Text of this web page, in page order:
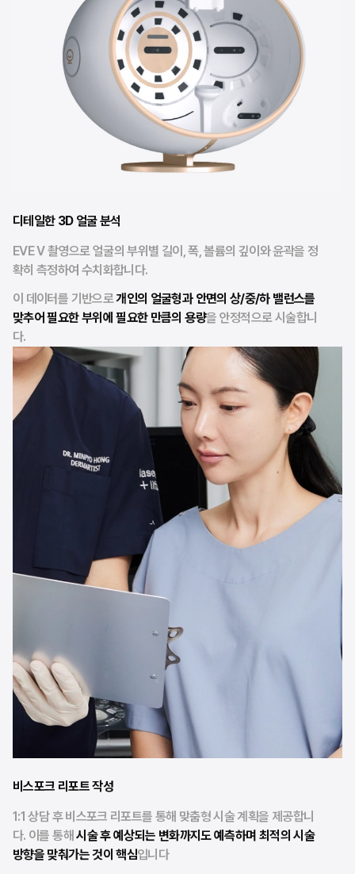
디테일한 3D 얼굴 분석
EVE V 촬영으로 얼굴의 부위별 길이, 폭, 볼륨의 깊이와 윤곽을 정
확히 측정하여 수치화합니다.
이 데이터를 기반으로개인의 얼굴형과 안면의 상/중/하 밸런스를
맞추어 필요한 부위에 필요한 만큼의 용량을 안정적으로 시술합니
다.
비스포크 리포트 작성
1:1 상담 후 비스포크 리포트를 통해 맞춤형 시술 계획을 제공합니
다. 이를 통해시술 후 예상되는 변화까지도 예측하며 최적의 시술
방향을 맞춰가는 것이 핵심입니다